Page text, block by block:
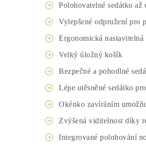
Polohovatelné sedátko až
Vylepšené odpružení pro
Ergonomická
Velký úložný košík
Bezpečné a pohodlné
Lépe utěsněné sedátko
Okénko zavíráním
Zvýšená viditelnost díky
Integrované polohování